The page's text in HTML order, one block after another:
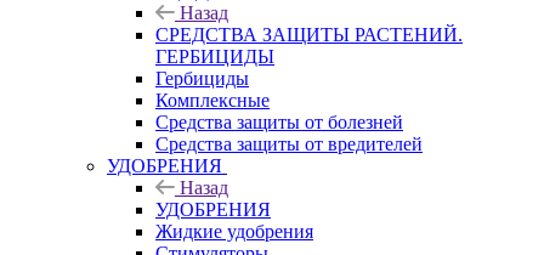
Назад
СРЕДСТВА ЗАЩИТЫ РАСТЕНИЙ.
ГЕРБИЦИДЫ
Гербициды
Комплексные
Средства защиты от болезней
Средства защиты от вредителей
УДОБРЕНИЯ
Назад
УДОБРЕНИЯ
Жидкие удобрения